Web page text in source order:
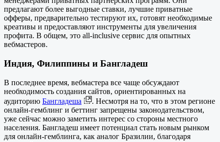
предлагают более выгодные ставки, лучшие приватные
офферы, предварительно тестируют их, готовят необходимые
креативы и предоставляют инструменты для увеличения
профита. В общем, это all-inclusive сервис для опытных
вебмастеров.
Индия, Филиппины и Бангладеш
В последнее время, вебмастера все чаще обсуждают
необходимость создания сайтов, ориентированных на
аудиторию Бангладеша
. Несмотря на то, что в этом регионе
онлайн-гемблинг и беттинг запрещены законодательством,
уже сейчас можно заметить интерес со стороны местного
населения. Бангладеш имеет потенциал стать новым рынком
для онлайн-гемблинга, как аналог Бразилии, благодаря